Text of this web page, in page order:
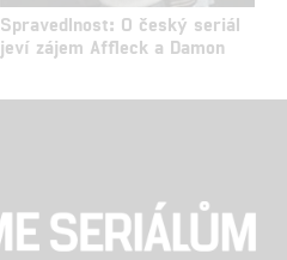
Spravedlnost: O český seriál
jeví zájem Affleck a Damon